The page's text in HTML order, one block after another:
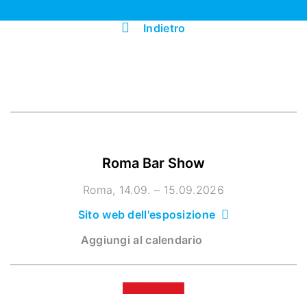
Indietro
Roma Bar Show
Roma 14.09. – 15.09.2026
Sito web dell'esposizione
Aggiungi al calendario